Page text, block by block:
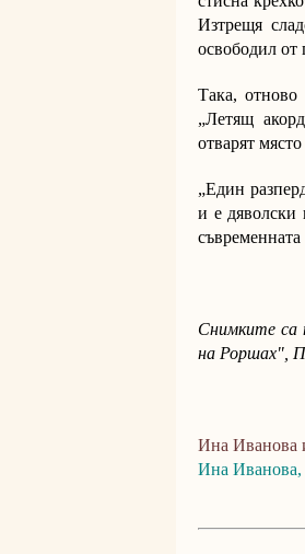
Изтрещя
освободил от
Така, отново
„Летящ
отварят
„Един
и е дяволски
съвременната
Снимките са
на Роршах",
Ина Иванова
Ина